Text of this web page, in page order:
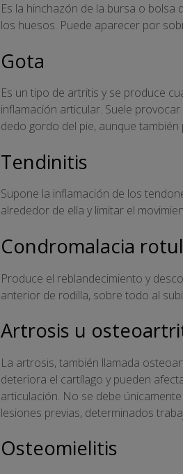
Es la hinchazón de la bursa o
los huesos. Puede aparecer por
Gota
Es un tipo de artritis y se produce
inflamación articular. Suele
dedo gordo del pie, aunque
Tendinitis
Supone la inflamación de los
alrededor de ella y limitar el
Condromalacia
Produce el reblandecimiento y
anterior de rodilla, sobre todo al
Artrosis u
La artrosis, también llamada
deteriora el cartílago y pueden
articulación. No se debe
lesiones previas, determinados
Osteomielitis